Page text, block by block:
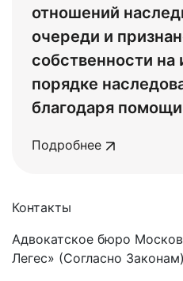
отношений
очереди и
собственности
порядке
благодаря
Подробнее
Контакты
Адвокатское бюро
Легес» (Согласно Законам)